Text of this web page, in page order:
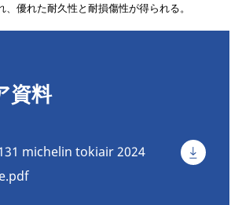
、優れた耐久性と耐損傷性が得られる。
資料
michelin tokiair 2024